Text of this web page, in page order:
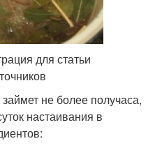
для статьи
не более получаса,
настаивания в